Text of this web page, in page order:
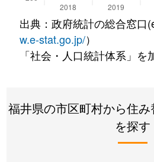
出典：政府統計の総合窓口
w.e-stat.go.jp/）
「社会・人口統計体系」を
福井県の市区町村から住
を探す